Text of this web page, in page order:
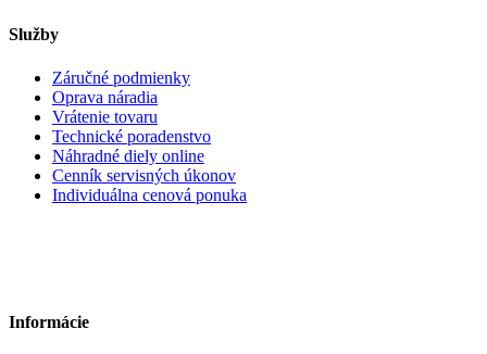
Služby
Záručné podmienky
Oprava náradia
Vrátenie tovaru
Technické poradenstvo
Náhradné diely online
Cenník servisných úkonov
Individuálna cenová ponuka
Informácie